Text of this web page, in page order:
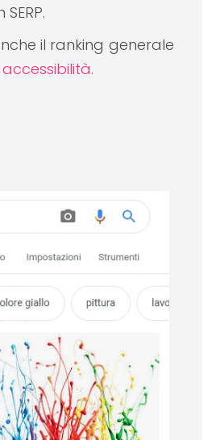
il ranking generale
accessibilità.